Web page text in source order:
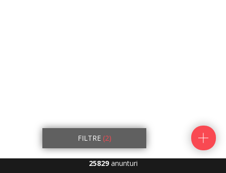
FILTRE (2)
25829anunturi